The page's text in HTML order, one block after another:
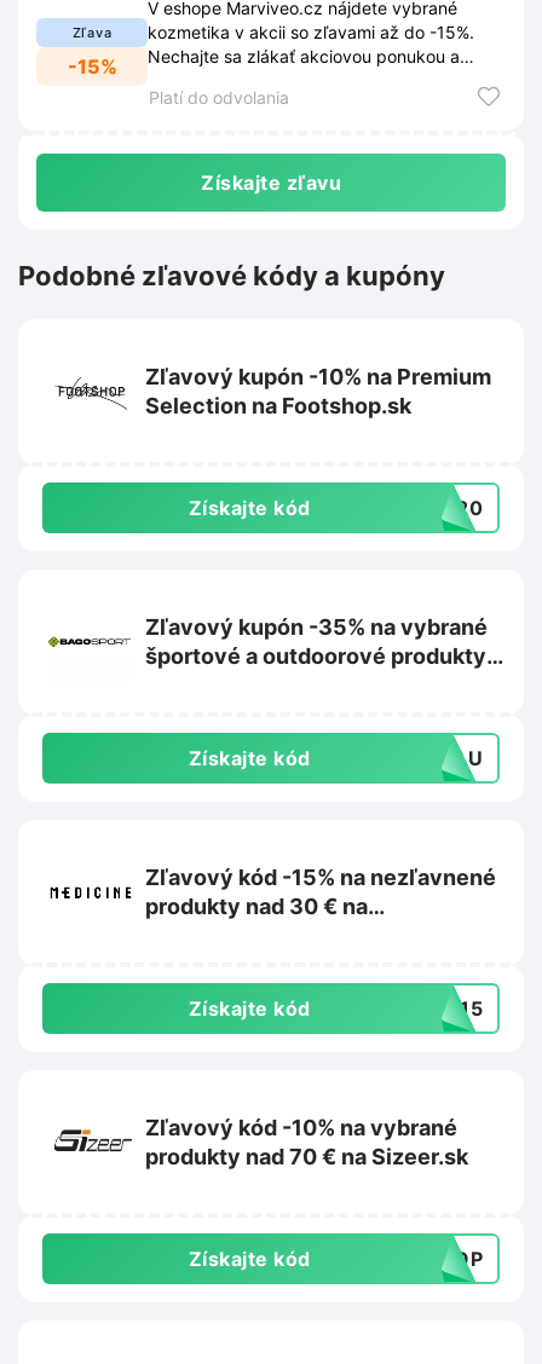
Zľava
-15%
V eshope Marviveo.cz nájdete vybrané
kozmetika v akcii so zľavami až do -15%.
Nechajte sa zlákať akciovou ponukou a
ceny.
Platí do odvolania
Získajte zľavu
Podobné zľavové kódy a kupóny
Zľavový kupón -10% na Premium
Selection na Footshop.sk
Získajte kód UM20
Zľavový kupón -35% na vybrané
športové a outdoorové produkty
Získajte kód 35AU
Zľavový kód -15% na nezľavnené
produkty nad 30 € na
Získajte kód ED15
Zľavový kód -10% na vybrané
produkty nad 70 € na Sizeer.sk
Získajte kód TOP